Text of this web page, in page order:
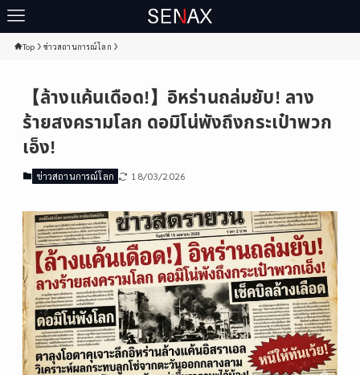
Top ข่าวสถานการณ์โลก
【ล้างแค้นเดือด!】อิหร่านถล่มยับ! ลาง
ร้ายสงครามโลก ดอมิโน่พังถึงกระเป๋าพวก
เอ็ง!
ข่าวสถานการณ์โลก 18/03/2026